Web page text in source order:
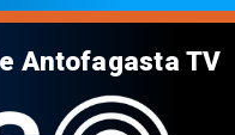
Antofagasta TV